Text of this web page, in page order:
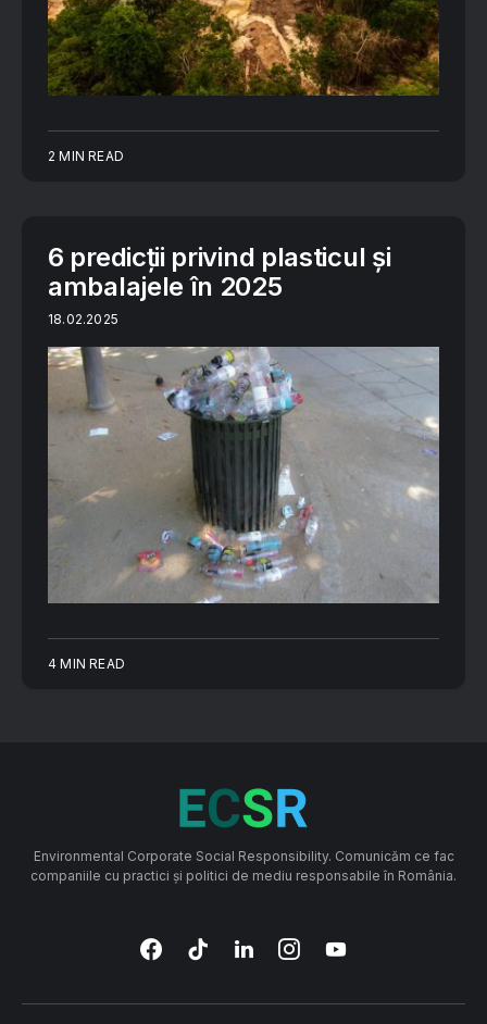
2 MIN READ
6 predicții privind plasticul și
ambalajele în 2025
18.02.2025
4 MIN READ
Environmental Corporate Social Responsibility. Comunicăm ce fac
companiile cu practici și politici de mediu responsabile în România.